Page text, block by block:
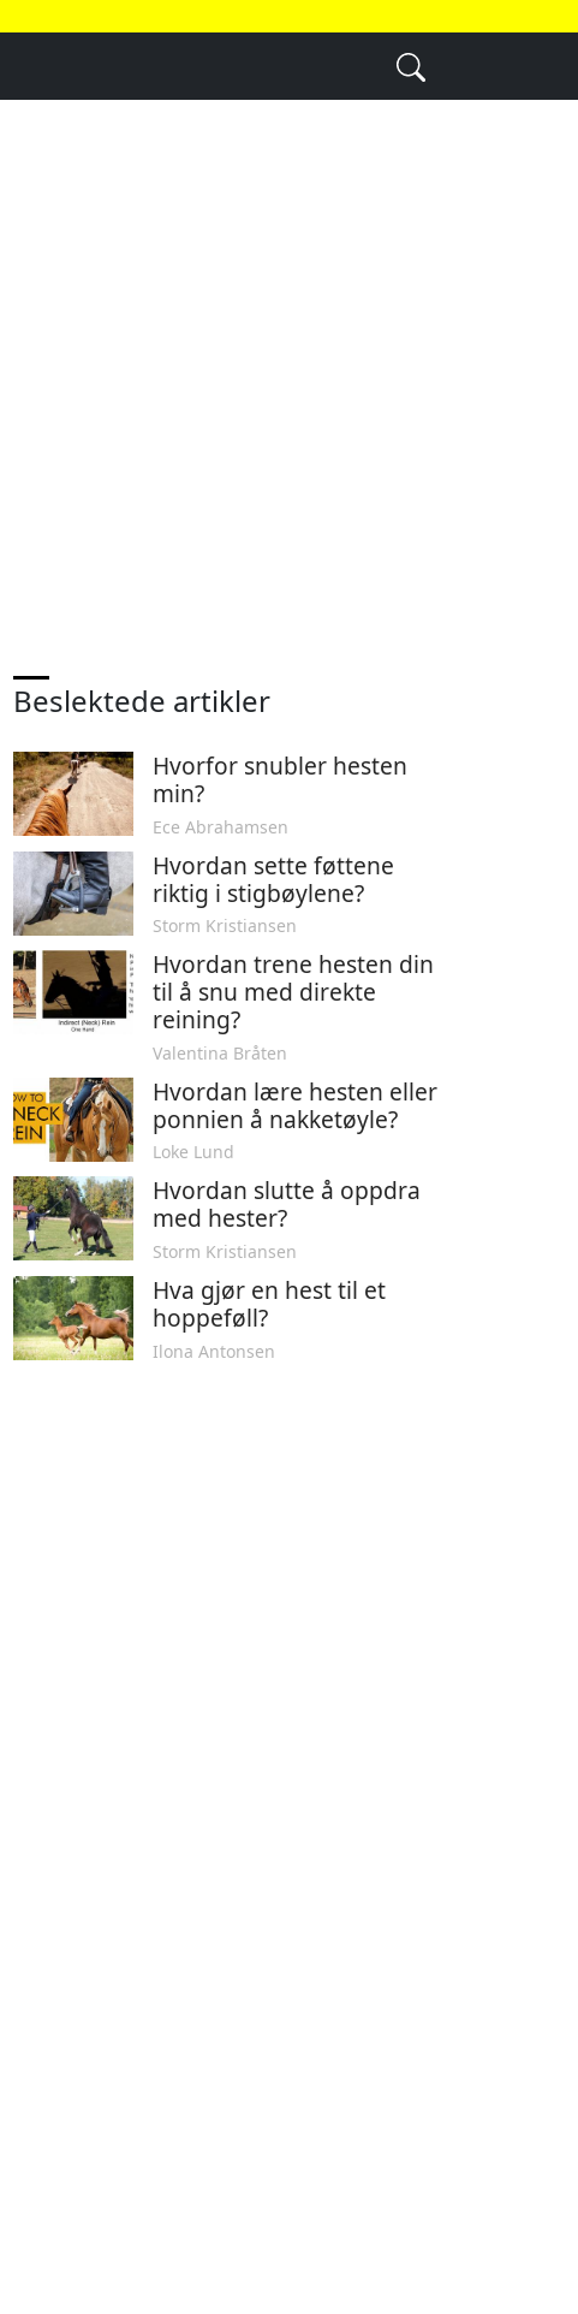
Beslektede artikler
Hvorfor snubler hesten
min?
Ece Abrahamsen
Hvordan sette føttene
riktig i stigbøylene?
Storm Kristiansen
Hvordan trene hesten din
til å snu med direkte
reining?
Valentina Bråten
Hvordan lære hesten eller
ponnien å nakketøyle?
Loke Lund
Hvordan slutte å oppdra
med hester?
Storm Kristiansen
Hva gjør en hest til et
hoppeføll?
Ilona Antonsen